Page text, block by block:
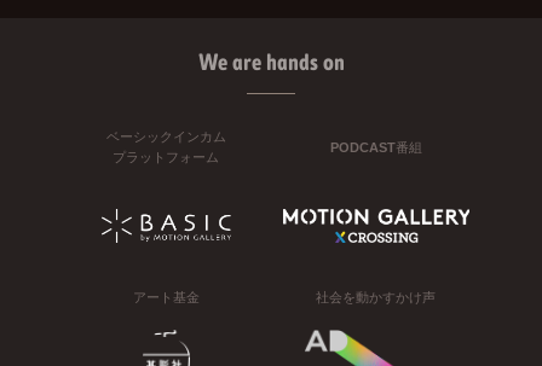
We are hands on
ベーシックインカム
プラットフォーム
PODCAST番組
アート基金 社会を動かすかけ声